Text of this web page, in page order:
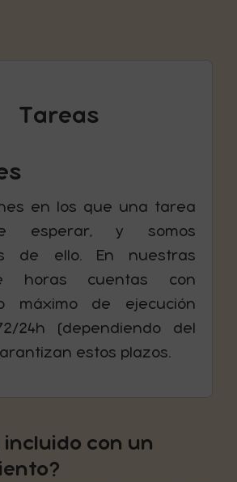
Tareas
en los que una tarea
esperar, y somos
de ello. En nuestras
horas cuentas con
máximo de ejecución
24h (dependiendo del
estos plazos.
incluido con un